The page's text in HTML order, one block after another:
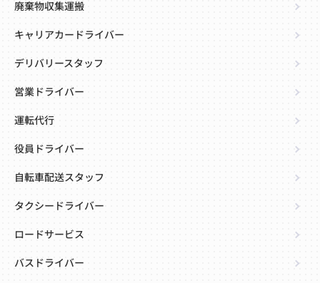
廃棄物収集運搬
キャリアカードライバー
デリバリースタッフ
営業ドライバー
運転代行
役員ドライバー
自転車配送スタッフ
タクシードライバー
ロードサービス
バスドライバー